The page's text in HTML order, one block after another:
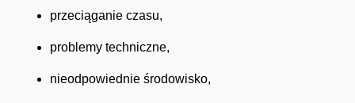
przeciąganie czasu,
problemy techniczne,
nieodpowiednie środowisko,